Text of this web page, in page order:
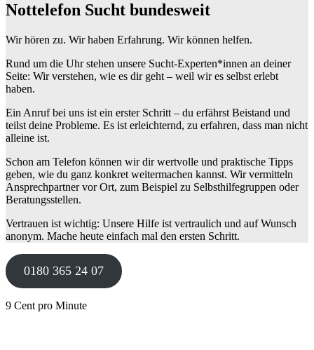
Nottelefon Sucht bundesweit
Wir hören zu. Wir haben Erfahrung. Wir können helfen.
Rund um die Uhr stehen unsere Sucht-Experten*innen an deiner
Seite: Wir verstehen, wie es dir geht – weil wir es selbst erlebt
haben.
Ein Anruf bei uns ist ein erster Schritt – du erfährst Beistand und
teilst deine Probleme. Es ist erleichternd, zu erfahren, dass man nicht
alleine ist.
Schon am Telefon können wir dir wertvolle und praktische Tipps
geben, wie du ganz konkret weitermachen kannst. Wir vermitteln
Ansprechpartner vor Ort, zum Beispiel zu Selbsthilfegruppen oder
Beratungsstellen.
Vertrauen ist wichtig: Unsere Hilfe ist vertraulich und auf Wunsch
anonym. Mache heute einfach mal den ersten Schritt.
0180 365 24 07
9 Cent pro Minute